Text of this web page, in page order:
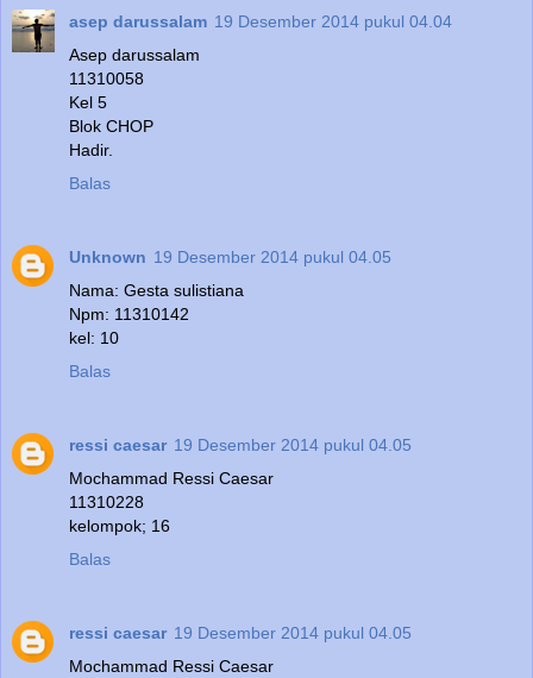
asep darussalam 19 Desember 2014 pukul 04.04
Asep darussalam
11310058
Kel 5
Blok CHOP
Hadir.
Balas
Unknown 19 Desember 2014 pukul 04.05
Nama: Gesta sulistiana
Npm: 11310142
kel: 10
Balas
ressi caesar 19 Desember 2014 pukul 04.05
Mochammad Ressi Caesar
11310228
kelompok; 16
Balas
ressi caesar 19 Desember 2014 pukul 04.05
Mochammad Ressi Caesar